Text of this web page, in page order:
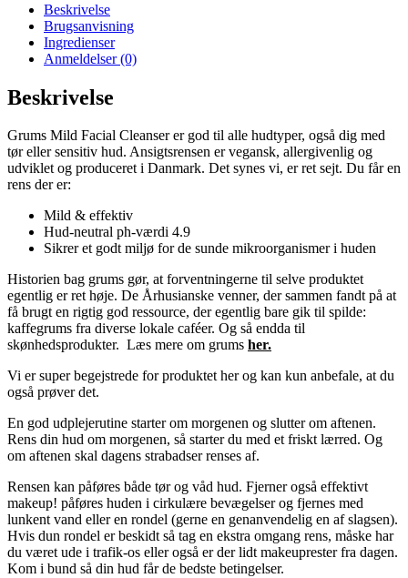
Beskrivelse
Brugsanvisning
Ingredienser
Anmeldelser (0)
Beskrivelse
Grums Mild Facial Cleanser er god til alle hudtyper, også dig med
tør eller sensitiv hud. Ansigtsrensen er vegansk, allergivenlig og
udviklet og produceret i Danmark. Det synes vi, er ret sejt. Du får en
rens der er:
Mild & effektiv
Hud-neutral ph-værdi 4.9
Sikrer et godt miljø for de sunde mikroorganismer i huden
Historien bag grums gør, at forventningerne til selve produktet
egentlig er ret høje. De Århusianske venner, der sammen fandt på at
få brugt en rigtig god ressource, der egentlig bare gik til spilde:
kaffegrums fra diverse lokale caféer. Og så endda til
skønhedsprodukter. Læs mere om grums her.
Vi er super begejstrede for produktet her og kan kun anbefale, at du
også prøver det.
En god udplejerutine starter om morgenen og slutter om aftenen.
Rens din hud om morgenen, så starter du med et friskt lærred. Og
om aftenen skal dagens strabadser renses af.
Rensen kan påføres både tør og våd hud. Fjerner også effektivt
makeup! påføres huden i cirkulære bevægelser og fjernes med
lunkent vand eller en rondel (gerne en genanvendelig en af slagsen).
Hvis dun rondel er beskidt så tag en ekstra omgang rens, måske har
du været ude i trafik-os eller også er der lidt makeuprester fra dagen.
Kom i bund så din hud får de bedste betingelser.